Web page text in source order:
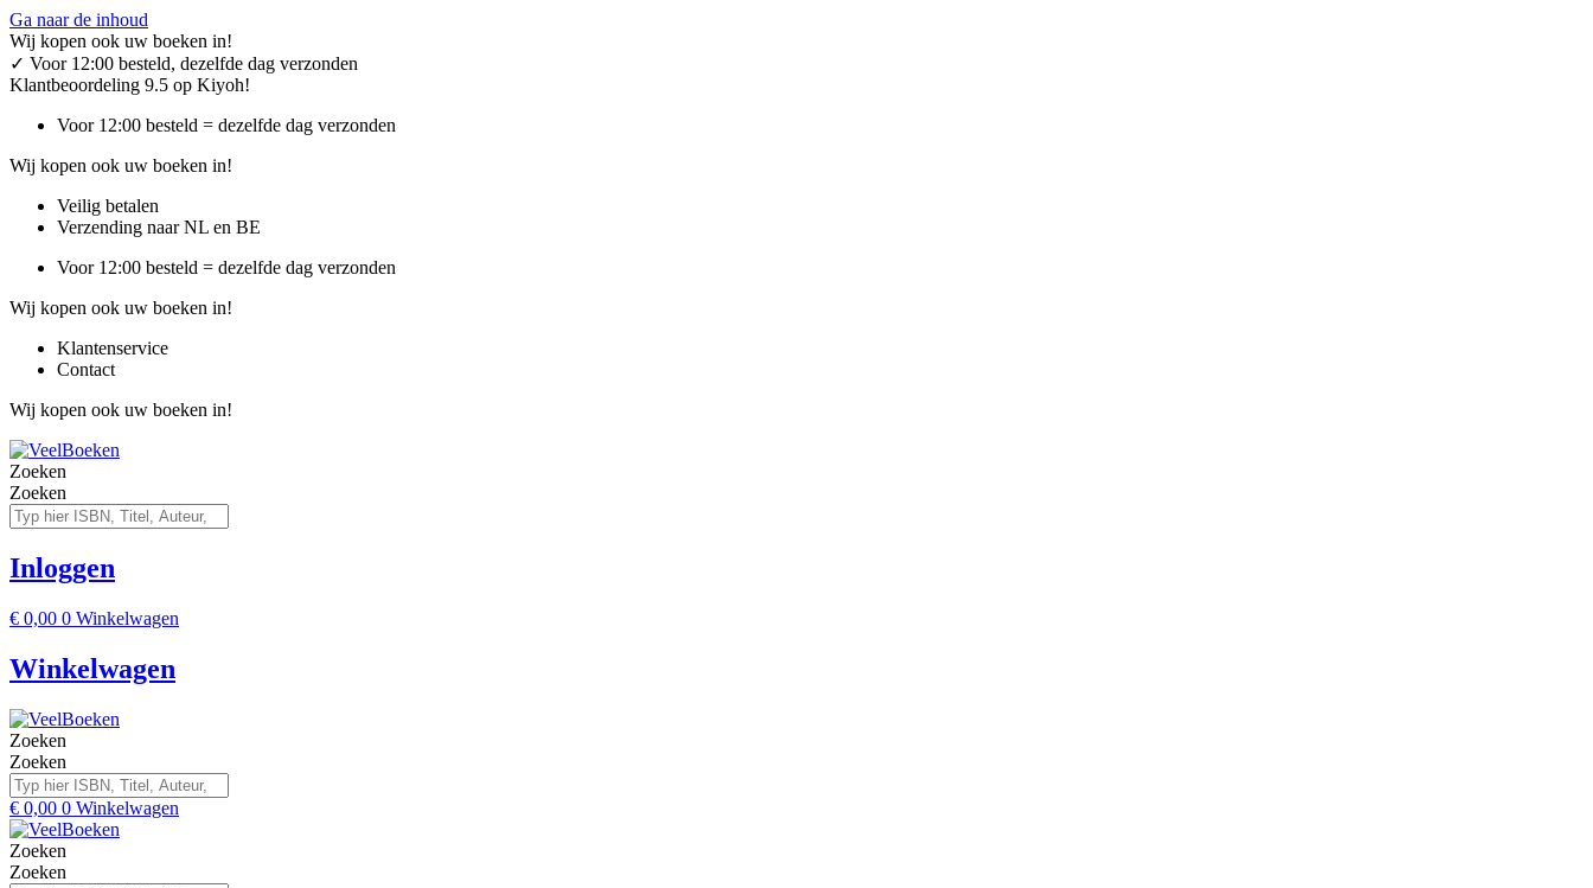
Ga naar de inhoud
Wij kopen ook uw boeken in!
✓ Voor 12:00 besteld, dezelfde dag verzonden
Klantbeoordeling 9.5 op Kiyoh!
Voor 12:00 besteld = dezelfde dag verzonden
Wij kopen ook uw boeken in!
Veilig betalen
Verzending naar NL en BE
Voor 12:00 besteld = dezelfde dag verzonden
Wij kopen ook uw boeken in!
Klantenservice
Contact
Wij kopen ook uw boeken in!
Zoeken
Zoeken
Inloggen
€ 0,00 0 Winkelwagen
Winkelwagen
Zoeken
Zoeken
€ 0,00 0 Winkelwagen
Zoeken
Zoeken